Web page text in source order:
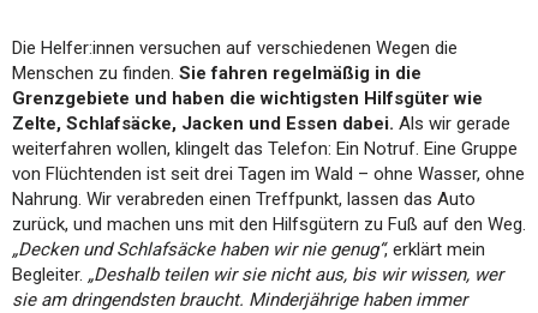
Die Helfer:innen versuchen auf verschiedenen Wegen die
Menschen zu finden. Sie fahren regelmäßig in die
Grenzgebiete und haben die wichtigsten Hilfsgüter wie
Zelte, Schlafsäcke, Jacken und Essen dabei. Als wir gerade
weiterfahren wollen, klingelt das Telefon: Ein Notruf. Eine Gruppe
von Flüchtenden ist seit drei Tagen im Wald – ohne Wasser, ohne
Nahrung. Wir verabreden einen Treffpunkt, lassen das Auto
zurück, und machen uns mit den Hilfsgütern zu Fuß auf den Weg.
„Decken und Schlafsäcke haben wir nie genug“, erklärt mein
Begleiter. „Deshalb teilen wir sie nicht aus, bis wir wissen, wer
sie am dringendsten braucht. Minderjährige haben immer